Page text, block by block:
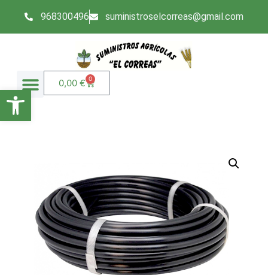
Abrir barra de herramientas
968300496 suministroselcorreas@gmail.com
0,00 € 0